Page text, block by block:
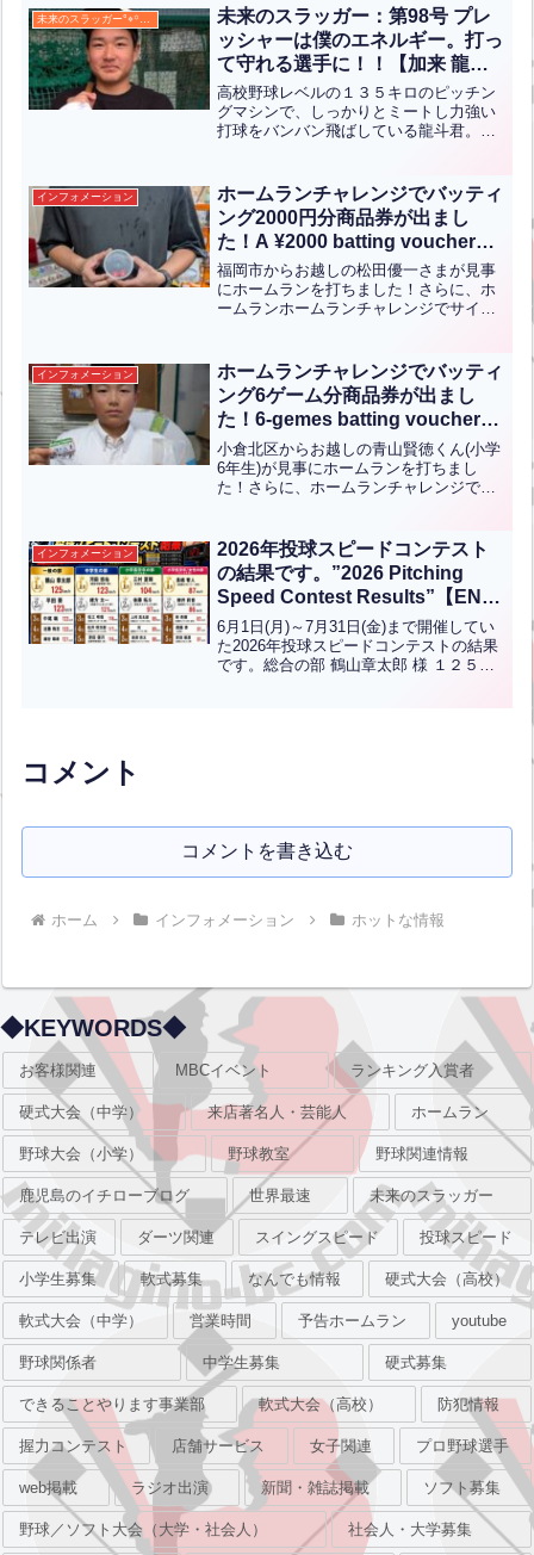
をこの際使い果たしてください！！
Normally, you ...全文はクリック
未来のスラッガー：第98号 プレ
ッシャーは僕のエネルギー。打っ
て守れる選手に！！【加来 龍
斗】
高校野球レベルの１３５キロのピッチン
グマシンで、しっかりとミートし力強い
打球をバンバン飛ばしている龍斗君。中
残してきています。プレッシャーに負け
ないメンタルの強さとどこで...全文はク
リック
インフォメーション
ホームランチャレンジでバッティ
ング2000円分商品券が出まし
た！A ¥2000 batting voucher
was won in the Home Run
Challenge!(ENG CHT KOR
JPN）
福岡市からお越しの松田優一さまが見事
にホームランを打ちました！さらに、ホ
ームランホームランチャレンジでサイコ
います！Yuichi Matsuda from Fuku...全
文はクリック
インフォメーション
ホームランチャレンジでバッティ
ング6ゲーム分商品券が出まし
た！6-gemes batting voucher
was won in the Home Run
Challenge!【ENG CHT KOR
JPN】
小倉北区からお越しの青山賢徳くん(小学
6年生)が見事にホームランを打ちまし
た！さらに、ホームランチャレンジでサ
ございます！Kento Aoyama, a 6th-gr...全
文はクリック
インフォメーション
2026年投球スピードコンテスト
の結果です。”2026 Pitching
Speed Contest Results”【ENG
CHT KOR JPN】
6月1日(月)～7月31日(金)まで開催してい
た2026年投球スピードコンテストの結果
です。総合の部 鶴山章太郎 様 １２５
コメント
コメントを書き込む
ホーム インフォメーション ホットな情報
◆KEYWORDS◆
お客様関連 MBCイベント ランキング入賞者
硬式大会（中学） 来店著名人・芸能人 ホームラン
野球大会（小学） 野球教室 野球関連情報
鹿児島のイチローブログ 世界最速 未来のスラッガー
テレビ出演 ダーツ関連 スイングスピード 投球スピード
小学生募集 軟式募集 なんでも情報 硬式大会（高校）
軟式大会（中学） 営業時間 予告ホームラン youtube
野球関係者 中学生募集 硬式募集
できることやります事業部 軟式大会（高校） 防犯情報
握力コンテスト 店舗サービス 女子関連 プロ野球選手
web掲載 ラジオ出演 新聞・雑誌掲載 ソフト募集
野球／ソフト大会（大学・社会人） 社会人・大学募集